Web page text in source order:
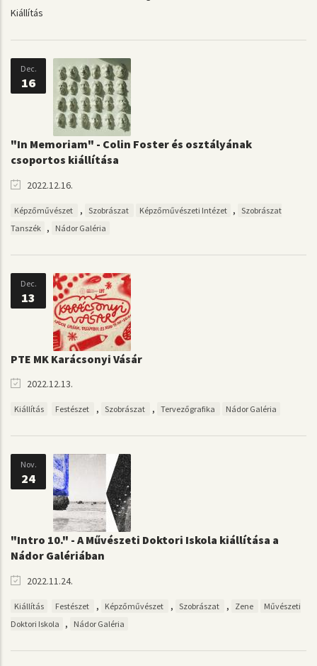
Kiállítás
Dec.
16
"In Memoriam" - Colin Foster és osztályának
csoportos kiállítása
2022.12.16.
Képzőművészet , Szobrászat Képzőművészeti Intézet , Szobrászat
Tanszék , Nádor Galéria
Dec.
13
PTE MK Karácsonyi Vásár
2022.12.13.
Kiállítás Festészet , Szobrászat , Tervezőgrafika Nádor Galéria
Nov.
24
"Intro 10." - A Művészeti Doktori Iskola kiállítása a
Nádor Galériában
2022.11.24.
Kiállítás Festészet , Képzőművészet , Szobrászat , Zene
Művészeti
Doktori Iskola
, Nádor Galéria